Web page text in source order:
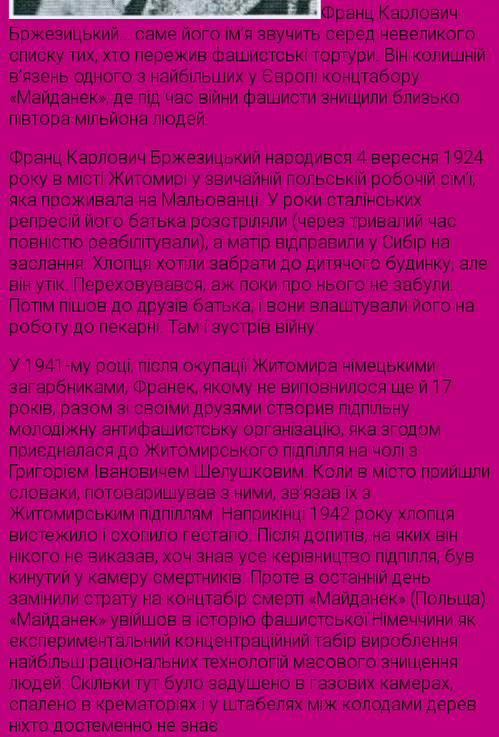
Франц Карлович
Бржезицький… саме його ім’я звучить серед невеликого
списку тих, хто пережив фашистські тортури. Він колишній
в’язень одного з найбільших у Європі концтабору
«Майданек», де під час війни фашисти знищили близько
півтора мільйона людей.
Франц Карлович Бржезицький народився 4 вересня 1924
року в місті Житомирі у звичайній польській робочій сім’ї,
яка проживала на Мальованці. У роки сталінських
репресій його батька розстріляли (через тривалий час
повністю реабілітували), а матір відправили у Сибір на
заслання. Хлопця хотіли забрати до дитячого будинку, але
він утік. Переховувався, аж поки про нього не забули.
Потім пішов до друзів батька, і вони влаштували його на
роботу до пекарні. Там і зустрів війну.
У 1941-му році, після окупації Житомира німецькими
загарбниками, Франек, якому не виповнилося ще й 17
років, разом зі своїми друзями створив підпільну
молодіжну антифашистську організацію, яка згодом
приєдналася до Житомирського підпілля на чолі з
Григорієм Івановичем Шелушковим. Коли в місто прийшли
словаки, потоваришував з ними, зв’язав їх з
Житомирським підпіллям. Наприкінці 1942 року хлопця
вистежило і схопило гестапо. Після допитів, на яких він
нікого не виказав, хоч знав усе керівництво підпілля, був
кинутий у камеру смертників. Проте в останній день
замінили страту на концтабір смерті «Майданек» (Польща).
«Майданек» увійшов в історію фашистської Німеччини як
експериментальний концентраційний табір вироблення
найбільш раціональних технологій масового знищення
людей. Скільки тут було задушено в газових камерах,
спалено в крематоріях і у штабелях між колодами дерев
ніхто достеменно не знає.